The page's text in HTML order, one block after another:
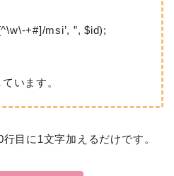
+#]/msi’, ”, $id);
います。
目に1文字加えるだけです。